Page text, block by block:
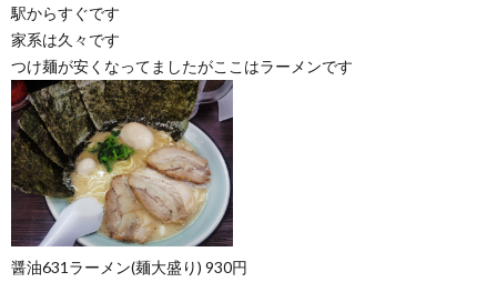
駅からすぐです
家系は久々です
つけ麺が安くなってましたがここはラーメンです
醤油631ラーメン(麺大盛り) 930円